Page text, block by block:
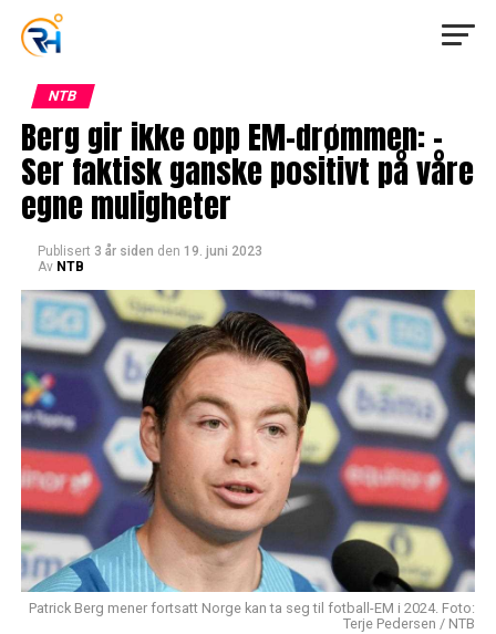
NTB
Berg gir ikke opp EM-drømmen: –
Ser faktisk ganske positivt på våre
egne muligheter
Publisert 3 år siden den 19. juni 2023
Av NTB
Patrick Berg mener fortsatt Norge kan ta seg til fotball-EM i 2024. Foto:
Terje Pedersen / NTB